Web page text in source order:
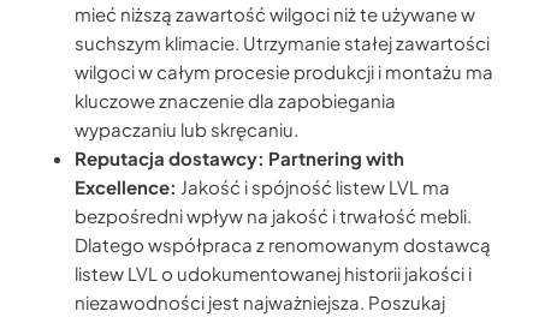
mieć niższą zawartość wilgoci niż te używane w
suchszym klimacie. Utrzymanie stałej zawartości
wilgoci w całym procesie produkcji i montażu ma
kluczowe znaczenie dla zapobiegania
wypaczaniu lub skręcaniu.
Reputacja dostawcy: Partnering with
Excellence: Jakość i spójność listew LVL ma
bezpośredni wpływ na jakość i trwałość mebli.
Dlatego współpraca z renomowanym dostawcą
listew LVL o udokumentowanej historii jakości i
niezawodności jest najważniejsza. Poszukaj